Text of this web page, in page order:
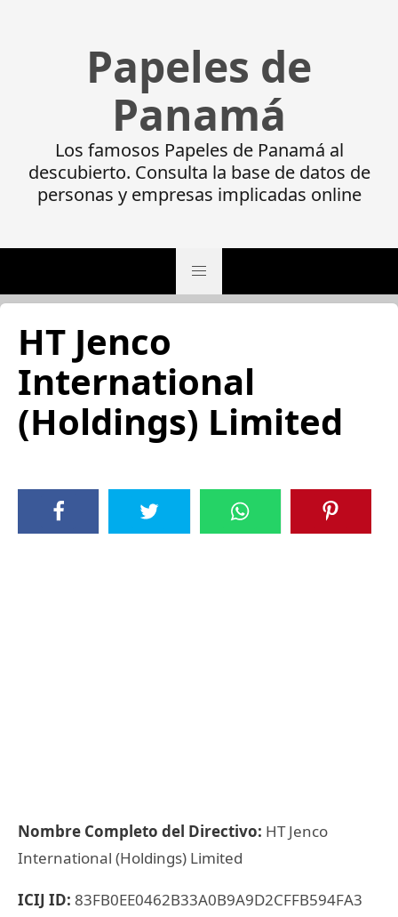
Papeles de
Panamá
Los famosos Papeles de Panamá al
descubierto. Consulta la base de datos de
personas y empresas implicadas online
HT Jenco
International
(Holdings) Limited
Nombre Completo del Directivo: HT Jenco
International (Holdings) Limited
ICIJ ID: 83FB0EE0462B33A0B9A9D2CFFB594FA3